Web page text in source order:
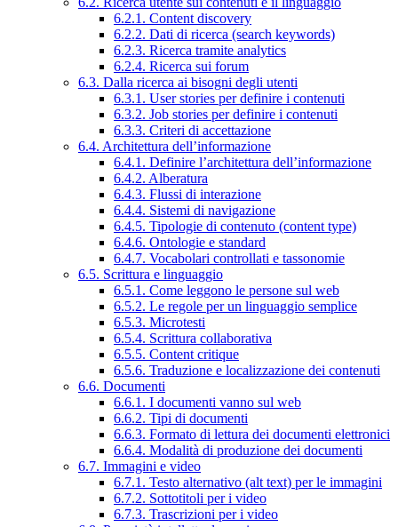
6.2.1. Content discovery
6.2.2. Dati di ricerca (search keywords)
6.2.3. Ricerca tramite analytics
6.2.4. Ricerca sui forum
6.3. Dalla ricerca ai bisogni degli utenti
6.3.1. User stories per definire i contenuti
6.3.2. Job stories per definire i contenuti
6.3.3. Criteri di accettazione
6.4. Architettura dell’informazione
6.4.1. Definire l’architettura dell’informazione
6.4.2. Alberatura
6.4.3. Flussi di interazione
6.4.4. Sistemi di navigazione
6.4.5. Tipologie di contenuto (content type)
6.4.6. Ontologie e standard
6.4.7. Vocabolari controllati e tassonomie
6.5. Scrittura e linguaggio
6.5.1. Come leggono le persone sul web
6.5.2. Le regole per un linguaggio semplice
6.5.3. Microtesti
6.5.4. Scrittura collaborativa
6.5.5. Content critique
6.5.6. Traduzione e localizzazione dei contenuti
6.6. Documenti
6.6.1. I documenti vanno sul web
6.6.2. Tipi di documenti
6.6.3. Formato di lettura dei documenti elettronici
6.6.4. Modalità di produzione dei documenti
6.7. Immagini e video
6.7.1. Testo alternativo (alt text) per le immagini
6.7.2. Sottotitoli per i video
6.7.3. Trascrizioni per i video